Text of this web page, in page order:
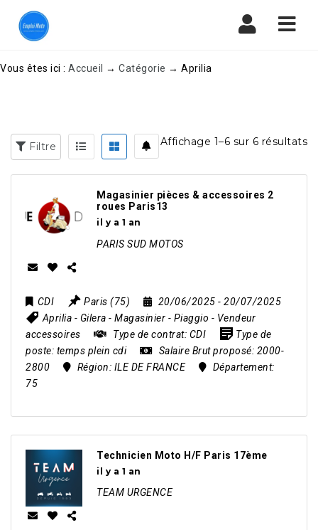
Vous êtes ici : Accueil → Catégorie → Aprilia
Filtre Affichage 1–6 sur 6 résultats
Magasinier pièces & accessoires 2
roues Paris13
il y a 1 an
PARIS SUD MOTOS
CDI Paris (75) 20/06/2025 - 20/07/2025
Aprilia - Gilera - Magasinier - Piaggio - Vendeur
accessoires
Type de contrat: CDI
Type de
poste: temps plein cdi Salaire Brut proposé: 2000-
2800
Région: ILE DE FRANCE
Département:
75
Technicien Moto H/F Paris 17ème
il y a 1 an
TEAM URGENCE